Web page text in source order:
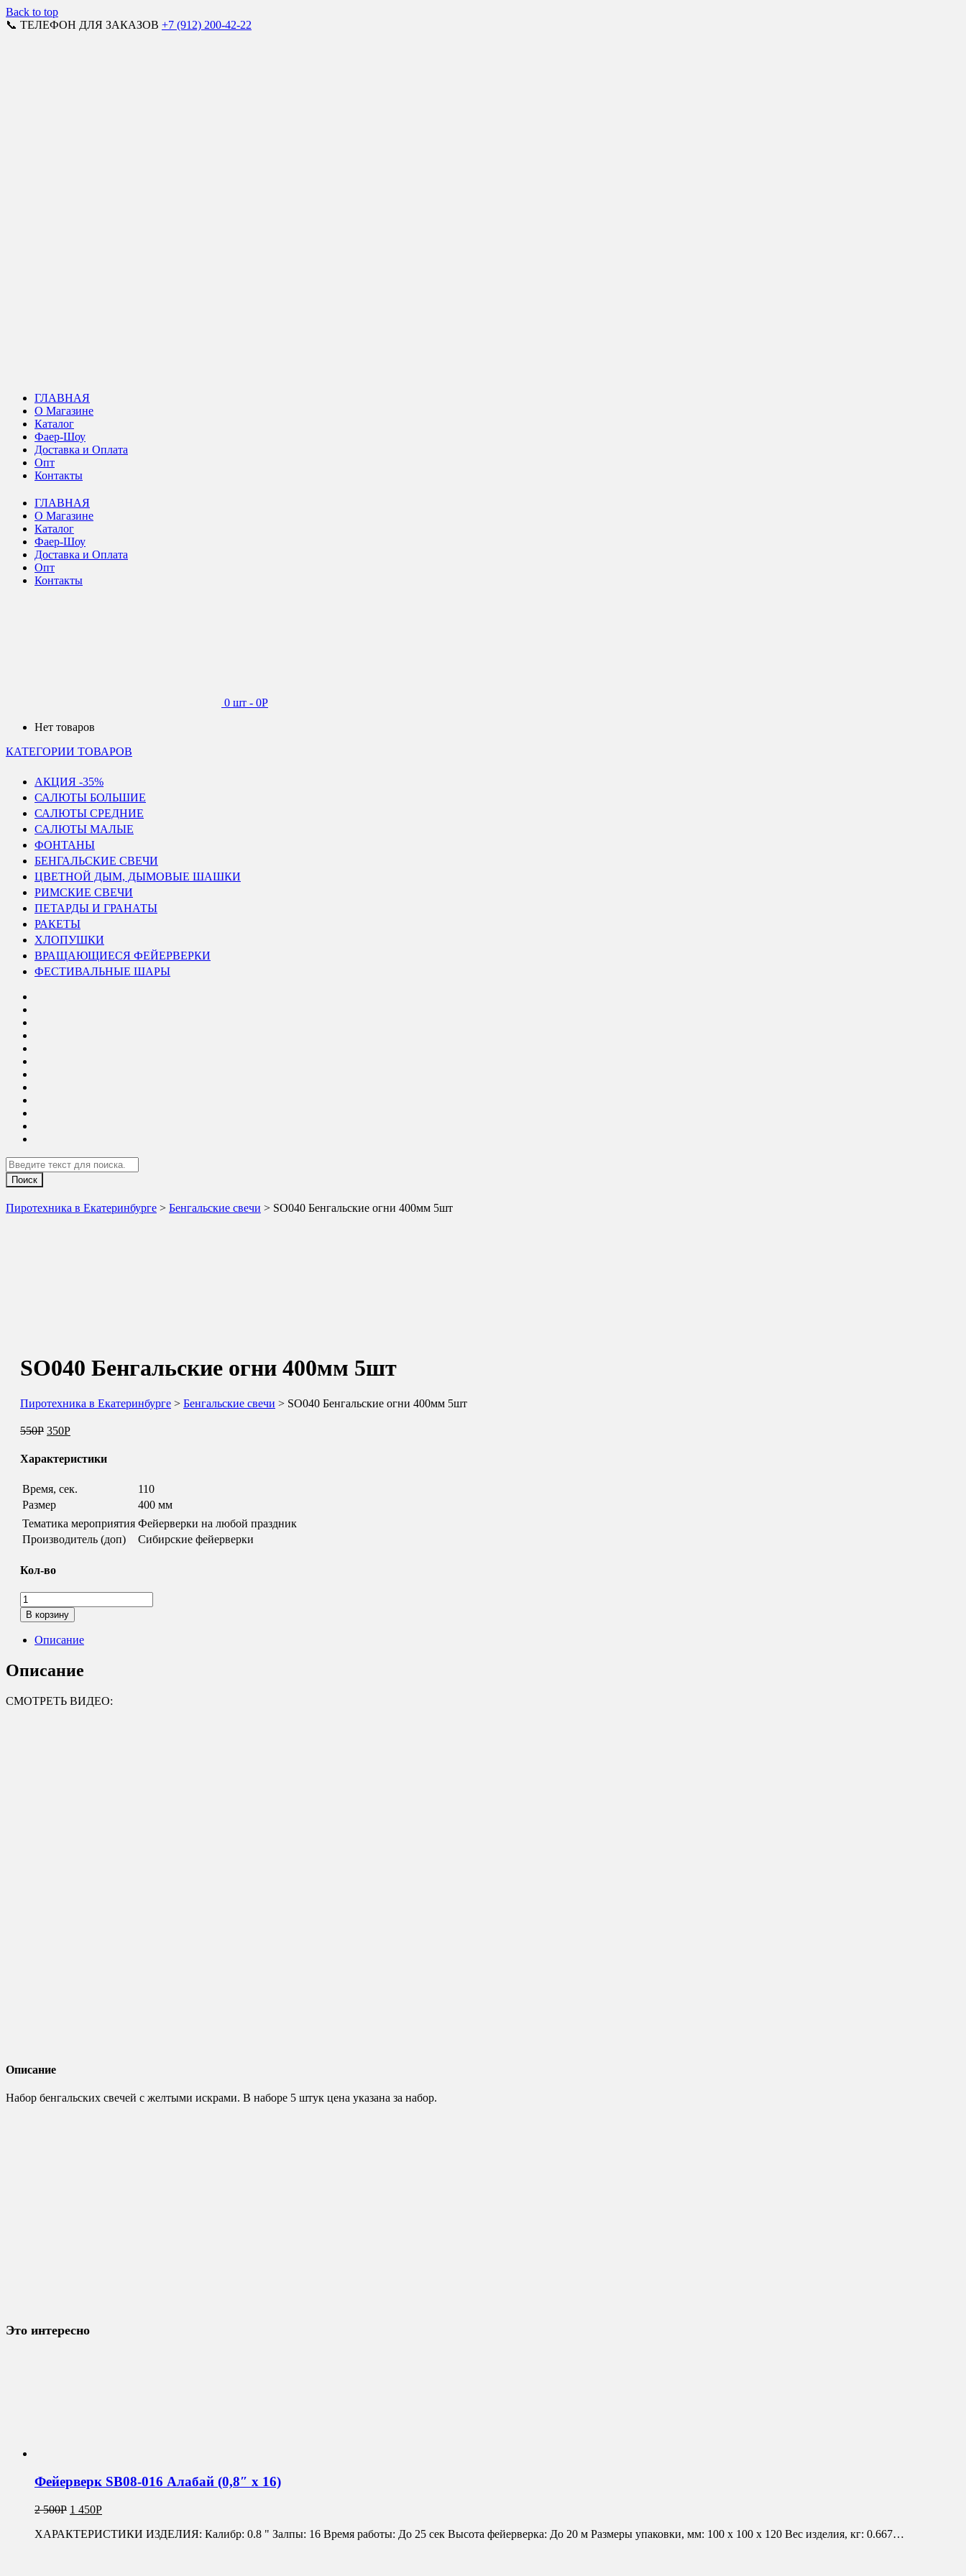
Back to top
📞 ТЕЛЕФОН ДЛЯ ЗАКАЗОВ +7 (912) 200-42-22
ГЛАВНАЯ
О Магазине
Каталог
Фаер-Шоу
Доставка и Оплата
Опт
Контакты
ГЛАВНАЯ
О Магазине
Каталог
Фаер-Шоу
Доставка и Оплата
Опт
Контакты
0 шт - 0Р
Нет товаров
КАТЕГОРИИ ТОВАРОВ
АКЦИЯ -35%
САЛЮТЫ БОЛЬШИЕ
САЛЮТЫ СРЕДНИЕ
САЛЮТЫ МАЛЫЕ
ФОНТАНЫ
БЕНГАЛЬСКИЕ СВЕЧИ
ЦВЕТНОЙ ДЫМ, ДЫМОВЫЕ ШАШКИ
РИМСКИЕ СВЕЧИ
ПЕТАРДЫ И ГРАНАТЫ
РАКЕТЫ
ХЛОПУШКИ
ВРАЩАЮЩИЕСЯ ФЕЙЕРВЕРКИ
ФЕСТИВАЛЬНЫЕ ШАРЫ
Search
Пиротехника в Екатеринбурге > Бенгальские свечи > SO040 Бенгальские огни 400мм 5шт
SO040 Бенгальские огни 400мм 5шт
Пиротехника в Екатеринбурге > Бенгальские свечи > SO040 Бенгальские огни 400мм 5шт
550Р 350Р
Характеристики
Время, сек.
110
Размер
400 мм
Тематика мероприятия Фейерверки на любой праздник
Производитель (доп)
Сибирские фейерверки
Кол-во
Количество
товара
SO040
Бенгальские
огни
5шт
В корзину
Описание
Описание
СМОТРЕТЬ ВИДЕО:
Описание
Набор бенгальских свечей с желтыми искрами. В наборе 5 штук цена указана за набор.
Это интересно
Фейерверк SB08-016 Алабай (0,8″ х 16)
2 500Р 1 450Р
ХАРАКТЕРИСТИКИ ИЗДЕЛИЯ: Калибр: 0.8 " Залпы: 16 Время работы: До 25 сек Высота фейерверка: До 20 м Размеры упаковки, мм: 100 х 100 х 120 Вес изделия, кг: 0.667…